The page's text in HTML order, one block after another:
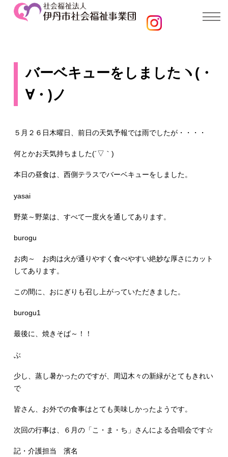
バーベキューをしましたヽ(・
∀・)ノ
５月２６日木曜日、前日の天気予報では雨でしたが・・・・
何とかお天気持ちました(´▽｀)
本日の昼食は、西側テラスでバーベキューをしました。
yasai
野菜～野菜は、すべて一度火を通してあります。
burogu
お肉～ お肉は火が通りやすく食べやすい絶妙な厚さにカット
してあります。
この間に、おにぎりも召し上がっていただきました。
burogu1
最後に、焼きそば～！！
ぶ
少し、蒸し暑かったのですが、周辺木々の新緑がとてもきれい
で
皆さん、お外での食事はとても美味しかったようです。
次回の行事は、６月の「こ・ま・ち」さんによる合唱会です☆
記・介護担当 濱名